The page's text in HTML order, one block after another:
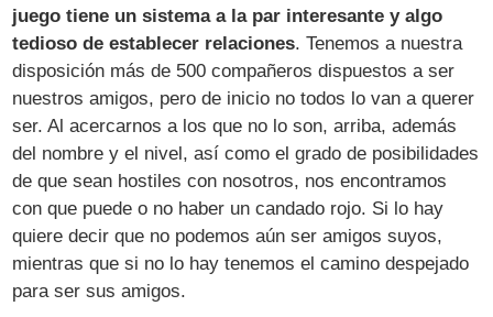
juego tiene un sistema a la par interesante y algo
tedioso de establecer relaciones. Tenemos a nuestra
disposición más de 500 compañeros dispuestos a ser
nuestros amigos, pero de inicio no todos lo van a querer
ser. Al acercarnos a los que no lo son, arriba, además
del nombre y el nivel, así como el grado de posibilidades
de que sean hostiles con nosotros, nos encontramos
con que puede o no haber un candado rojo. Si lo hay
quiere decir que no podemos aún ser amigos suyos,
mientras que si no lo hay tenemos el camino despejado
para ser sus amigos.